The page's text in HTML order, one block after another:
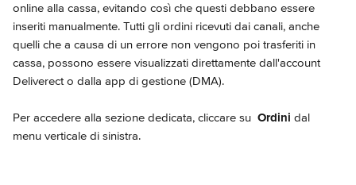
online alla cassa, evitando così che questi debbano essere
inseriti manualmente. Tutti gli ordini ricevuti dai canali, anche
quelli che a causa di un errore non vengono poi trasferiti in
cassa, possono essere visualizzati direttamente dall'account
Deliverect o dalla app di gestione (DMA).
Per accedere alla sezione dedicata, cliccare su Ordini dal
menu verticale di sinistra.